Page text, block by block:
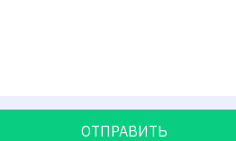
ОТПРАВИТЬ